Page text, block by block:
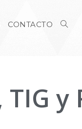
CONTACTO
y